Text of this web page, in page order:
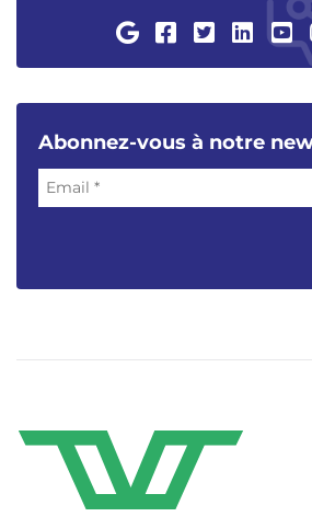
Abonnez-vous à notre